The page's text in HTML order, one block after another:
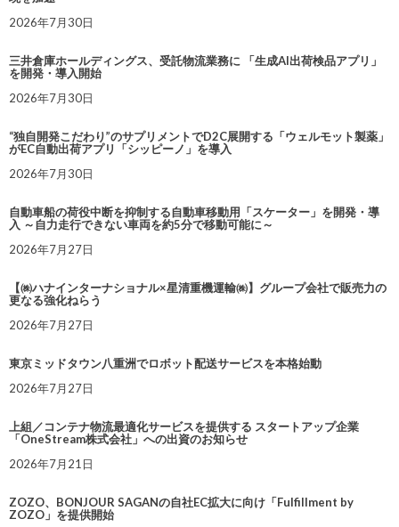
2026年7月30日
三井倉庫ホールディングス、受託物流業務に 「生成AI出荷検品アプリ」
を開発・導入開始
2026年7月30日
“独自開発こだわり”のサプリメントでD2C展開する「ウェルモット製薬」
がEC自動出荷アプリ「シッピーノ」を導入
2026年7月30日
自動車船の荷役中断を抑制する自動車移動用「スケーター」を開発・導
入 ～自力走行できない車両を約5分で移動可能に～
2026年7月27日
【㈱ハナインターナショナル×星清重機運輸㈱】グループ会社で販売力の
更なる強化ねらう
2026年7月27日
東京ミッドタウン八重洲でロボット配送サービスを本格始動
2026年7月27日
上組／コンテナ物流最適化サービスを提供する スタートアップ企業
「OneStream株式会社」への出資のお知らせ
2026年7月21日
ZOZO、BONJOUR SAGANの自社EC拡大に向け「Fulfillment by
ZOZO」を提供開始